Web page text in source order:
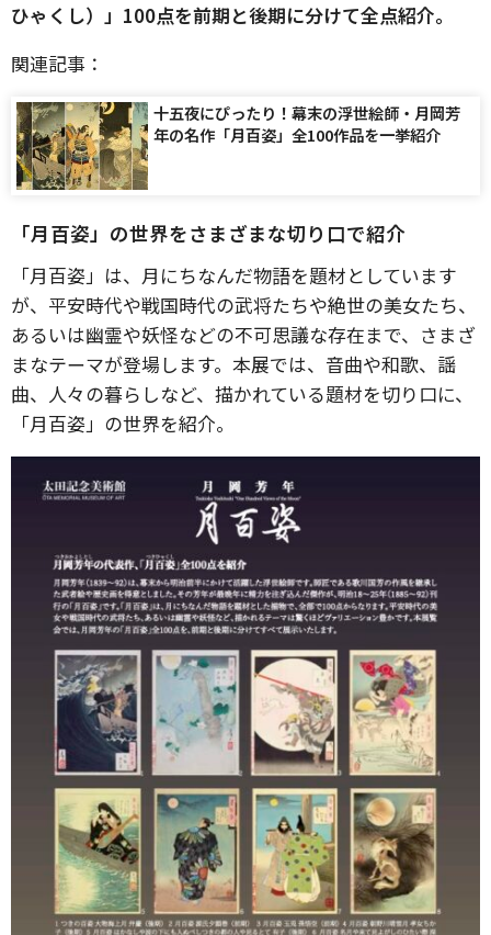
ひゃくし）」100点を前期と後期に分けて全点紹介。
関連記事：
十五夜にぴったり！幕末の浮世絵師・月岡芳
年の名作「月百姿」全100作品を一挙紹介
「月百姿」の世界をさまざまな切り口で紹介
「月百姿」は、月にちなんだ物語を題材としています
が、平安時代や戦国時代の武将たちや絶世の美女たち、
あるいは幽霊や妖怪などの不可思議な存在まで、さまざ
まなテーマが登場します。本展では、音曲や和歌、謡
曲、人々の暮らしなど、描かれている題材を切り口に、
「月百姿」の世界を紹介。